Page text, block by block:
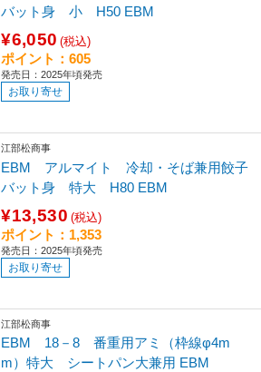
バット身 小 H50 EBM
¥6,050 (税込)
ポイント：605
発売日：2025年頃発売
お取り寄せ
江部松商事
EBM アルマイト 冷却・そば兼用餃子
バット身 特大 H80 EBM
¥13,530 (税込)
ポイント：1,353
発売日：2025年頃発売
お取り寄せ
江部松商事
EBM 18－8 番重用アミ（枠線φ4m
m）特大 シートパン大兼用 EBM